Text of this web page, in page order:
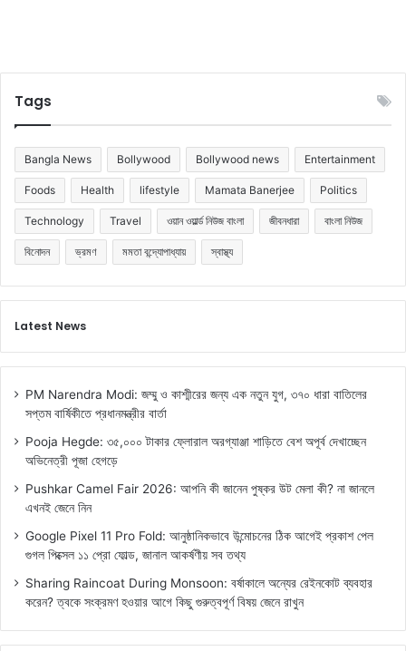
Tags
Bangla News Bollywood Bollywood news Entertainment
Foods Health lifestyle Mamata Banerjee Politics
Technology Travel ওয়ান ওয়ার্ল্ড নিউজ বাংলা জীবনধারা বাংলা নিউজ
বিনোদন ভ্রমণ মমতা বন্দ্যোপাধ্যায় স্বাস্থ্য
Latest News
PM Narendra Modi: জম্মু ও কাশ্মীরের জন্য এক নতুন যুগ, ৩৭০ ধারা বাতিলের
সপ্তম বার্ষিকীতে প্রধানমন্ত্রীর বার্তা
Pooja Hegde: ৩৫,০০০ টাকার ফ্লোরাল অরগ্যাঞ্জা শাড়িতে বেশ অপূর্ব দেখাচ্ছেন
অভিনেত্রী পূজা হেগড়ে
Pushkar Camel Fair 2026: আপনি কী জানেন পুষ্কর উট মেলা কী? না জানলে
এখনই জেনে নিন
Google Pixel 11 Pro Fold: আনুষ্ঠানিকভাবে উন্মোচনের ঠিক আগেই প্রকাশ পেল
গুগল পিক্সেল ১১ প্রো ফোল্ড, জানাল আকর্ষণীয় সব তথ্য
Sharing Raincoat During Monsoon: বর্ষাকালে অন্যের রেইনকোট ব্যবহার
করেন? ত্বকে সংক্রমণ হওয়ার আগে কিছু গুরুত্বপূর্ণ বিষয় জেনে রাখুন